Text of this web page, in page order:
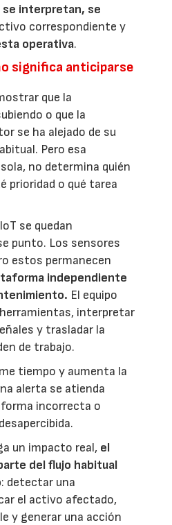
se interpretan, se
correspondiente y
operativa.
significa anticiparse
que la
o que la
se ha alejado de su
Pero esa
no determina quién
prioridad o qué tarea
se quedan
punto. Los sensores
estos permanecen
independiente
El equipo
interpretar
y trasladar la
de trabajo.
tiempo y aumenta la
alerta se atienda
incorrecta o
un impacto real, el
del flujo habitual
: detectar una
el activo afectado,
y generar una acción